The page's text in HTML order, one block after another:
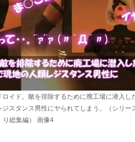
イド。敵を排除するために廃工場に潜入し
スタンス男性にヤられてしまう。（シリー
り総集編） 画像4